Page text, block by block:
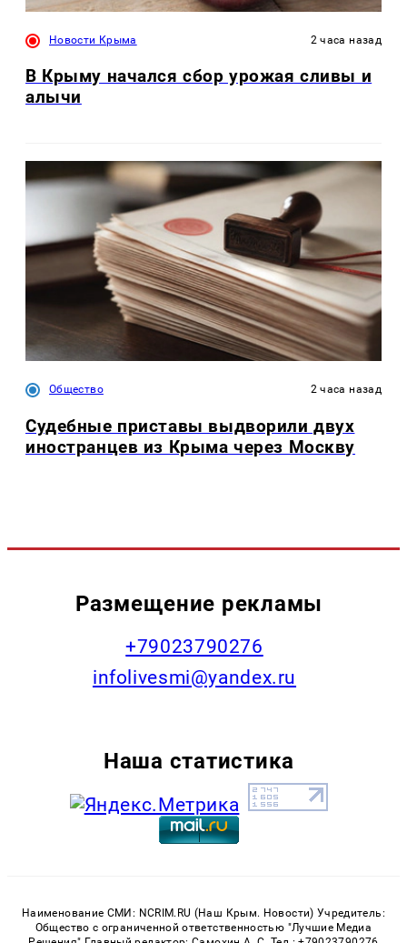
Новости Крыма 2 часа назад
В Крыму начался сбор урожая сливы и
алычи
Общество 2 часа назад
Судебные приставы выдворили двух
иностранцев из Крыма через Москву
Размещение рекламы
+79023790276
infolivesmi@yandex.ru
Наша статистика
Наименование СМИ: NCRIM.RU (Наш Крым. Новости) Учредитель:
Общество с ограниченной ответственностью "Лучшие Медиа